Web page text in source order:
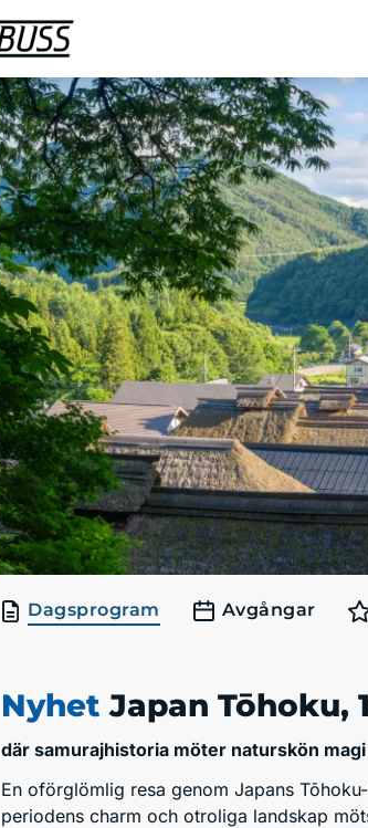
Dagsprogram Avgångar
Nyhet Japan Tōhoku,
där samurajhistoria möter naturskön magi
En oförglömlig resa genom Japans
periodens charm och otroliga landskap